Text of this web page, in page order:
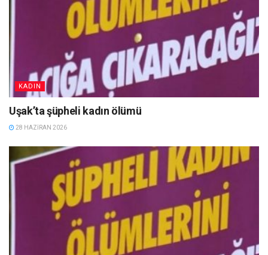
KADIN
Uşak’ta şüpheli kadın ölümü
28 HAZIRAN 2026